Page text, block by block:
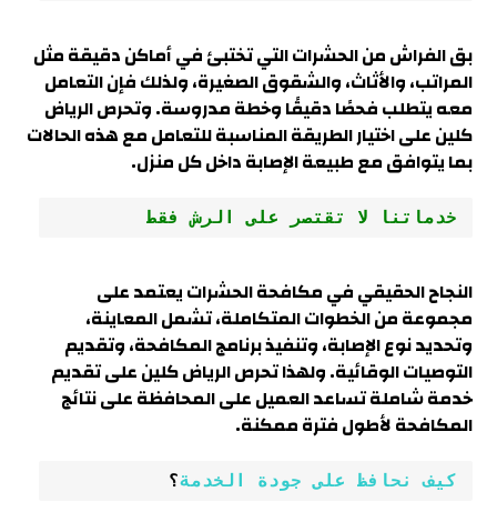
بق الفراش من الحشرات التي تختبئ في أماكن دقيقة مثل
المراتب، والأثاث، والشقوق الصغيرة، ولذلك فإن التعامل
معه يتطلب فحصًا دقيقًا وخطة مدروسة. وتحرص الرياض
كلين على اختيار الطريقة المناسبة للتعامل مع هذه الحالات
بما يتوافق مع طبيعة الإصابة داخل كل منزل.
خدماتنا لا تقتصر على الرش فقط
النجاح الحقيقي في مكافحة الحشرات يعتمد على
مجموعة من الخطوات المتكاملة، تشمل المعاينة،
وتحديد نوع الإصابة، وتنفيذ برنامج المكافحة، وتقديم
التوصيات الوقائية. ولهذا تحرص الرياض كلين على تقديم
خدمة شاملة تساعد العميل على المحافظة على نتائج
المكافحة لأطول فترة ممكنة.
كيف نحافظ على جودة الخدمة؟